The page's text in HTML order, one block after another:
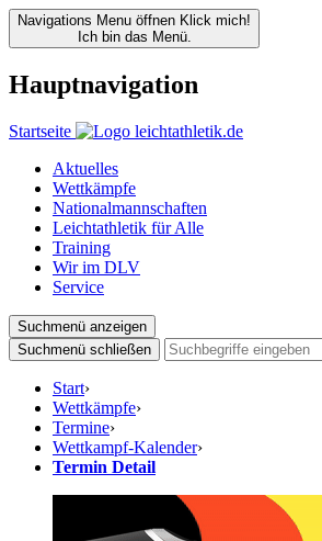
Navigations Menu öffnen Klick mich!
Ich bin das Menü.
Hauptnavigation
Startseite
Aktuelles
Wettkämpfe
Nationalmannschaften
Leichtathletik für Alle
Training
Wir im DLV
Service
Suchmenü anzeigen
Suchmenü schließen
Start›
Wettkämpfe›
Termine›
Wettkampf-Kalender›
Termin Detail